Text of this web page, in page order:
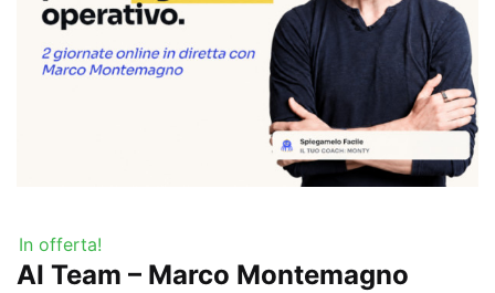
In offerta!
AI Team – Marco Montemagno